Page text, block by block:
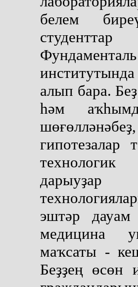
белем
алып бара.
һәм
технологик
дарыуҙар
эштәр
медицина
маҡсаты -
Беҙҙең өсөн